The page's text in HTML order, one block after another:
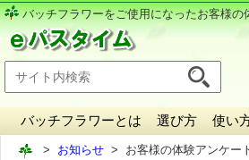
バッチフラワーをご使用になったお客様の
バッチフラワーとは 選び方 使い
お知らせ お客様の体験アンケー